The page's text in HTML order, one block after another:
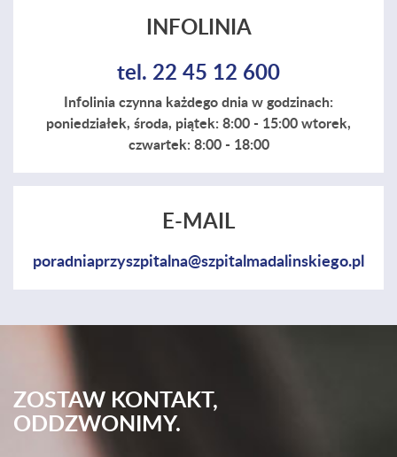
INFOLINIA
tel. 22 45 12 600
Infolinia czynna każdego dnia w godzinach:
poniedziałek, środa, piątek: 8:00 - 15:00 wtorek,
czwartek: 8:00 - 18:00
E-MAIL
poradniaprzyszpitalna@szpitalmadalinskiego.pl
ZOSTAW KONTAKT,
ODDZWONIMY.